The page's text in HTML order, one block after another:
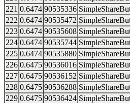
221 0.6474 90535336
222 0.6474 90535472
223 0.6474 90535608
224 0.6474 90535744
225 0.6474 90535880
226 0.6475 90536016
227 0.6475 90536152
228 0.6475 90536288
229 0.6475 90536424